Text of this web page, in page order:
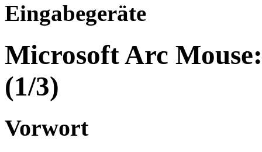
Eingabegeräte
Microsoft Arc
(1/3)
Vorwort